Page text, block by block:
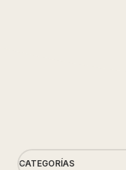
CATEGORÍAS